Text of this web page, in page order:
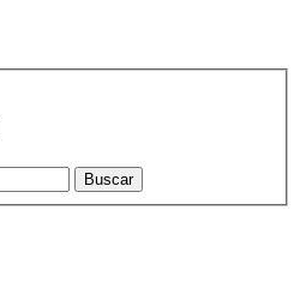
Buscar